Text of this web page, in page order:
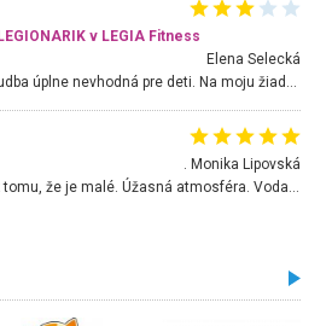
v LEGIA Fitness
Elena Selecká
Kútik výborný, ale hlučná hudba úplne nevhodná pre deti. Na moju žiadosť o aspoň sušenie nereagovali.
. Monika Lipovská
Úžasné prostredie, napriek tomu, že je malé. Úžasná atmosféra. Voda fantastická a nádherná. Ľudí je pomerne veľa, ale su mili a ohľaduplní. Je veľmi zaujímavé sledovať, ako dokážu spolu športovať cudzí ľudia a bez ohľadu na vek. Vládne tu pohoda. Vnuka neviem dostať z vody. Ďakujem za krásny deň . Urcite sa sem vrátim. Jediný problém je s parkovaním, ale aj ten sa mi podarilo vyriešiť. Monika Bratislava